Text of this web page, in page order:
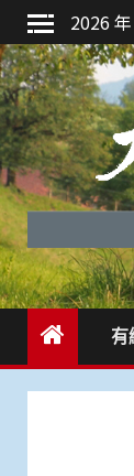
Skip
to
content
2026
有